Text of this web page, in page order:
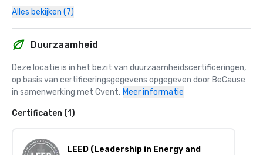
Alles bekijken (7)
Duurzaamheid
Deze locatie is in het bezit van duurzaamheidscertificeringen,
op basis van certificeringsgegevens opgegeven door BeCause
in samenwerking met Cvent. Meer informatie
Certificaten (1)
LEED (Leadership in Energy and